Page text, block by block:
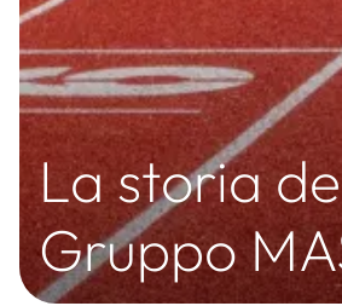
La storia
Gruppo